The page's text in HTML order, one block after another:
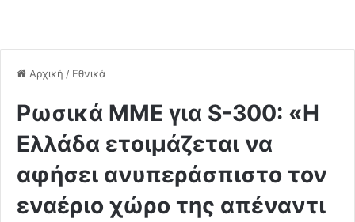
Αρχική / Εθνικά
Ρωσικά ΜΜΕ για S-300: «Η
Ελλάδα ετοιμάζεται να
αφήσει ανυπεράσπιστο τον
εναέριο χώρο της απέναντι